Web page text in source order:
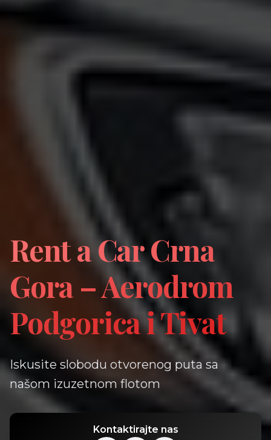
Rent a Car Crna
Gora – Aerodrom
Podgorica i Tivat
Iskusite slobodu otvorenog puta sa
našom izuzetnom flotom
Kontaktirajte nas